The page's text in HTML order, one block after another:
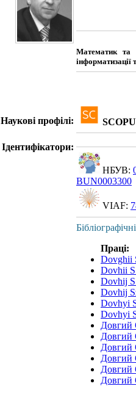
Математик та
Наукові профілі:
Ідентифікатори:
НБУВ:
BUN0003300
VIAF:
Праці:
Dovghii
Dovhii
Dovhij
Dovhij
Dovhyi
Dovhyi
Довгий
Довгий
Довгий
Довгий
Довгий
Довгий